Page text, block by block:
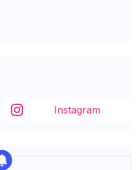
Instagram